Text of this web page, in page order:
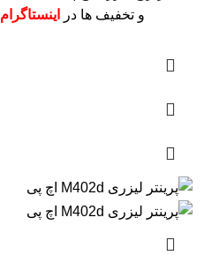
و تخفیف ها در
اینستاگرام